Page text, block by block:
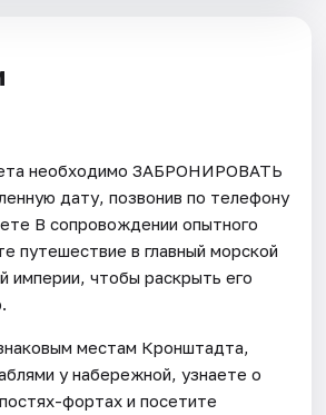
необходимо ЗАБРОНИРОВАТЬ
дату, позвонив по телефону
В сопровождении опытного
путешествие в главный морской
империи, чтобы раскрыть его
местам Кронштадта,
у набережной, узнаете о
фортах и посетите